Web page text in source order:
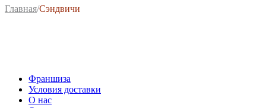
Главная/Сэндвичи
Франшиза
Условия доставки
О нас